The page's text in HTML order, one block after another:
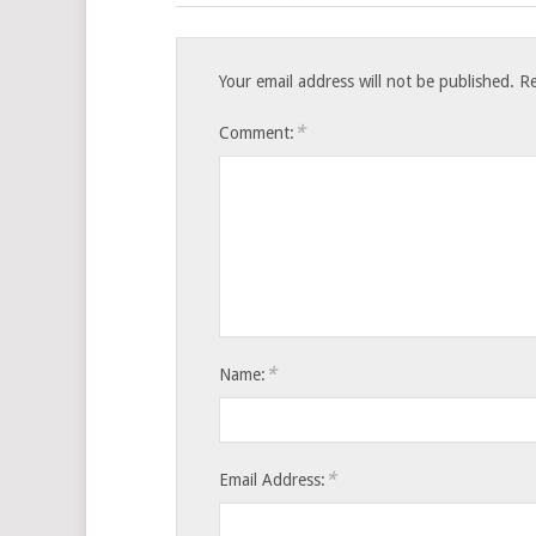
Your email address will not be published.
Comment: *
Name: *
Email Address: *